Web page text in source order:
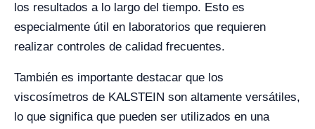
los resultados a lo largo del tiempo. Esto es
especialmente útil en laboratorios que requieren
realizar controles de calidad frecuentes.
También es importante destacar que los
viscosímetros de KALSTEIN son altamente versátiles,
lo que significa que pueden ser utilizados en una